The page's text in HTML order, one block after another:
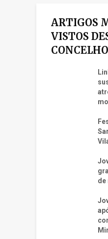
ARTIGOS
VISTOS
CONCELHO
de